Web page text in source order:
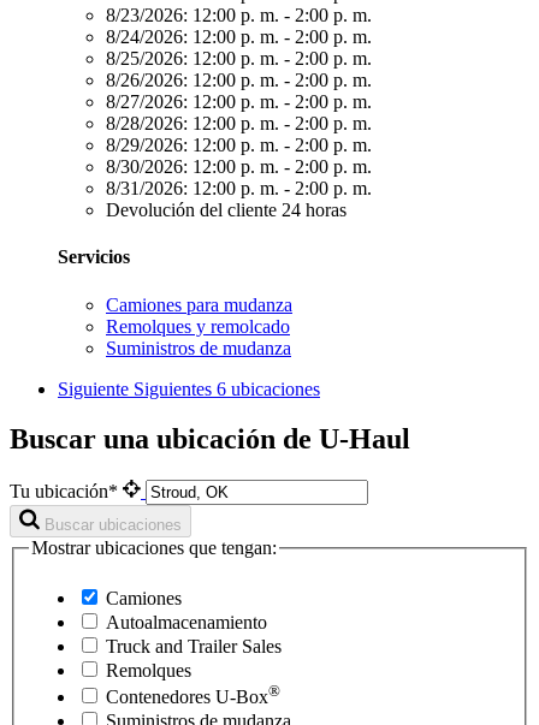
8/23/2026: 12:00 p. m. - 2:00 p. m.
8/24/2026: 12:00 p. m. - 2:00 p. m.
8/25/2026: 12:00 p. m. - 2:00 p. m.
8/26/2026: 12:00 p. m. - 2:00 p. m.
8/27/2026: 12:00 p. m. - 2:00 p. m.
8/28/2026: 12:00 p. m. - 2:00 p. m.
8/29/2026: 12:00 p. m. - 2:00 p. m.
8/30/2026: 12:00 p. m. - 2:00 p. m.
8/31/2026: 12:00 p. m. - 2:00 p. m.
Devolución del cliente 24 horas
Servicios
Camiones para mudanza
Remolques y remolcado
Suministros de mudanza
Siguiente Siguientes 6 ubicaciones
Buscar una ubicación de U-Haul
Tu ubicación*
Buscar ubicaciones
Mostrar ubicaciones que tengan:
Camiones
Autoalmacenamiento
Truck and Trailer Sales
Remolques
Contenedores U-Box®
Suministros de mudanza